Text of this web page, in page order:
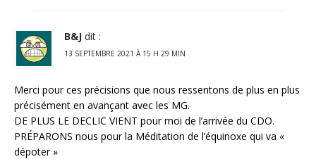
B&J dit :
13 SEPTEMBRE 2021 À 15 H 29 MIN
Merci pour ces précisions que nous ressentons de plus en plus
précisément en avançant avec les MG.
DE PLUS LE DECLIC VIENT pour moi de l’arrivée du CDO.
PRÉPARONS nous pour la Méditation de l’équinoxe qui va «
dépoter »